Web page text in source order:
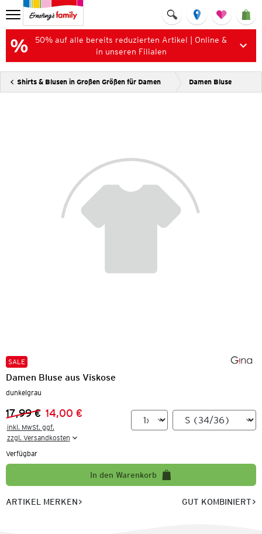
50% auf alle bereits reduzierten Artikel | Online &
in unseren Filialen
Shirts & Blusen in Großen Größen für Damen Damen Bluse
SALE
Damen Bluse aus Viskose
dunkelgrau
Vorheriger Preis:
17,99 €
Neuer Preis:
14,00 €
inkl. MwSt. ggf.
zzgl. Versandkosten
Verfügbar
In den Warenkorb
ARTIKEL MERKEN GUT KOMBINIERT